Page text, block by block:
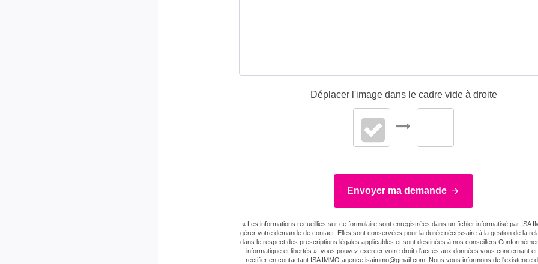
Déplacer l'image dans le cadre vide à droite
Envoyer ma demande
« Les informations recueillies sur ce formulaire sont enregistrées dans un fichier informatisé par ISA
gérer votre demande de contact. Elles sont conservées pour la durée nécessaire à la gestion de la
dans le respect des prescriptions légales applicables et sont destinées à nos conseillers
informatique et libertés », vous pouvez exercer votre droit d'accès aux données vous concernant et
rectifier en contactant ISA IMMO agence.isaimmo@gmail.com . Nous vous informons de l'existence